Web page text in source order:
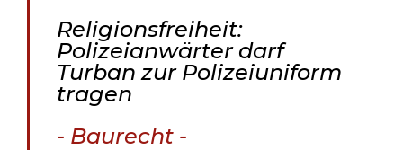
Religionsfreiheit:
Polizeianwärter darf
Turban zur Polizeiuniform
tragen
- Baurecht -